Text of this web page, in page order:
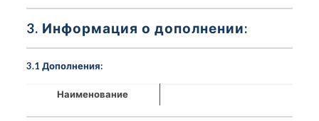
3. Информация о дополнении:
3.1 Дополнения:
Наименование